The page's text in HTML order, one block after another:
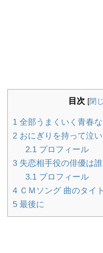
目次 [閉
1 全部うまくいく青春
2 おにぎりを持って泣
2.1プロフィール
3 失恋相手役の俳優は誰
3.1プロフィール
4 ＣＭソング 曲のタイ
5 最後に